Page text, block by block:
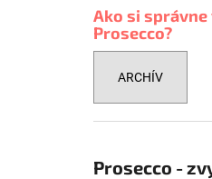
Ako si
Prosecco?
ARCHÍV
Prosecco -